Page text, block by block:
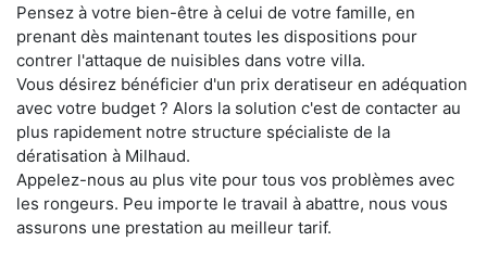
Pensez à votre bien-être à celui de votre famille, en
prenant dès maintenant toutes les dispositions pour
contrer l'attaque de nuisibles dans votre villa.
Vous désirez bénéficier d'un prix deratiseur en adéquation
avec votre budget ? Alors la solution c'est de contacter au
plus rapidement notre structure spécialiste de la
dératisation à Milhaud.
Appelez-nous au plus vite pour tous vos problèmes avec
les rongeurs. Peu importe le travail à abattre, nous vous
assurons une prestation au meilleur tarif.